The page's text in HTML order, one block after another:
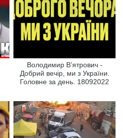
Володимир В’ятрович -
Добрий вечір, ми з України.
Головне за день. 18092022